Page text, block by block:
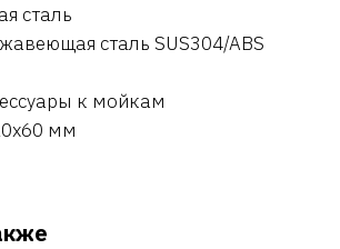
сталь
сталь SUS304/ABS
к мойкам
мм